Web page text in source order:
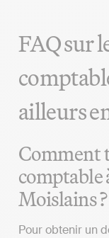
FAQ sur
ailleurs
Comment
Moislains ?
Pour obtenir un